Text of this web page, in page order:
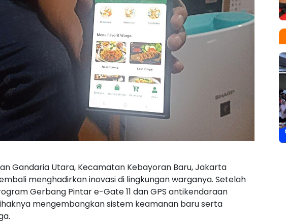
Gandaria Utara, Kecamatan Kebayoran Baru, Jakarta
menghadirkan inovasi di lingkungan warganya. Setelah
Gerbang Pintar e-Gate 11 dan GPS antikendaraan
mengembangkan sistem keamanan baru serta